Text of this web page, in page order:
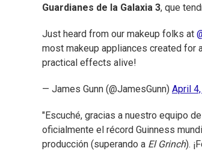
Guardianes de la Galaxia 3, que
Just heard from our makeup folks at
most makeup appliances created for
practical effects alive!
— James Gunn (@JamesGunn) April
"Escuché, gracias a nuestro equipo
oficialmente el récord Guinness
producción (superando a El Grinch).